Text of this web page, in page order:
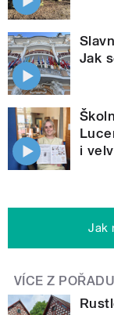
Jak
i
Jak
VÍCE Z POŘADU